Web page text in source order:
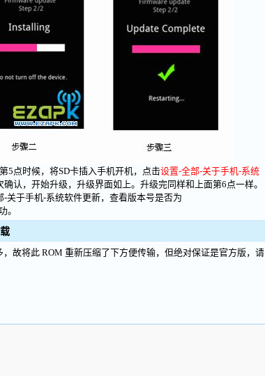
时候，将SD卡插入手机开机，点击设置-全部-关于手机-系统
认，开始升级，升级界面如上。升级完同样和上面第6点一样。
于手机-系统软件更新，查看版本号是否为
。
故将此 ROM 重新压缩了下方便传输，但绝对保证是官方版，请